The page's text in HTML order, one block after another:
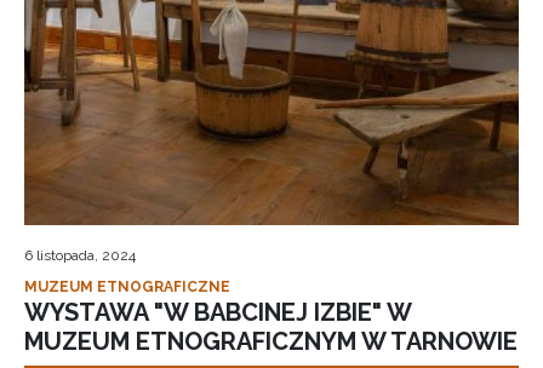
6 listopada, 2024
MUZEUM ETNOGRAFICZNE
WYSTAWA "W BABCINEJ IZBIE" W
MUZEUM ETNOGRAFICZNYM W TARNOWIE